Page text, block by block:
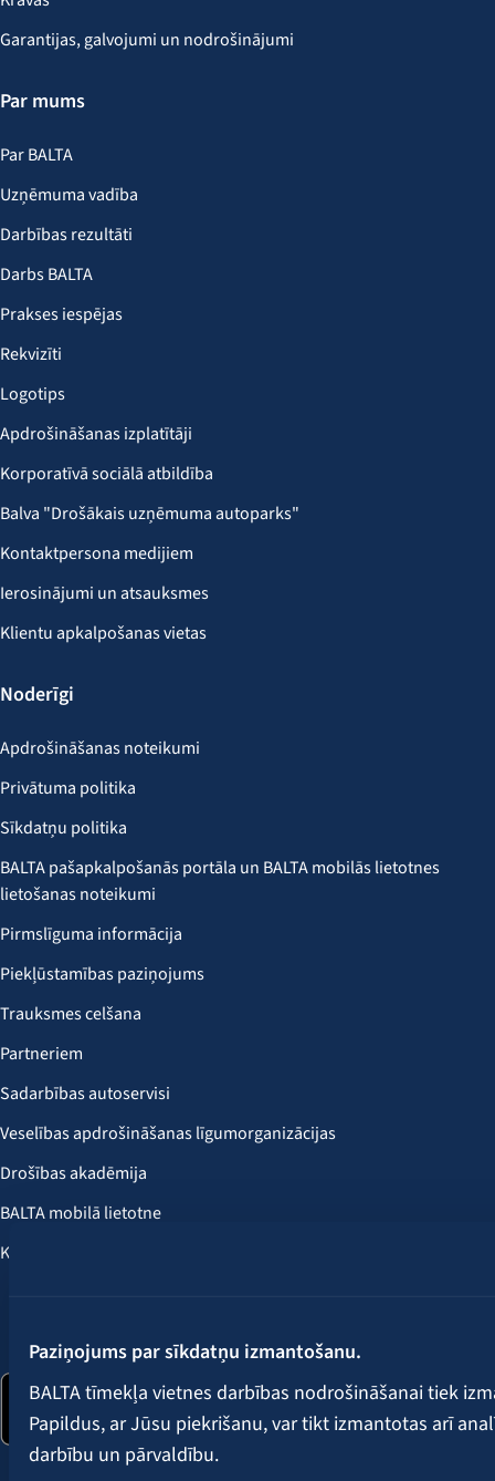
Paziņojums par sīkdatņu izmantošanu.
BALTA tīmekļa vietnes darbības nodrošināšanai tiek
Papildus, ar Jūsu piekrišanu, var tikt izmantotas arī
darbību un pārvaldību.
Garantijas, galvojumi un nodrošinājumi
Par mums
Par BALTA
Uzņēmuma vadība
Darbības rezultāti
Darbs BALTA
Prakses iespējas
Rekvizīti
Logotips
Apdrošināšanas izplatītāji
Korporatīvā sociālā atbildība
Balva "Drošākais uzņēmuma autoparks"
Kontaktpersona medijiem
Ierosinājumi un atsauksmes
Klientu apkalpošanas vietas
Noderīgi
Apdrošināšanas noteikumi
Privātuma politika
Sīkdatņu politika
BALTA pašapkalpošanās portāla un BALTA mobilās lietotnes
lietošanas noteikumi
Pirmslīguma informācija
Piekļūstamības paziņojums
Trauksmes celšana
Partneriem
Sadarbības autoservisi
Veselības apdrošināšanas līgumorganizācijas
Drošības akadēmija
BALTA mobilā lietotne
Klientu labumi